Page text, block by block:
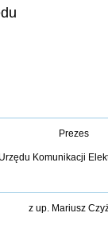
Prezes
Urzędu Komunikacji
z up. Mariusz